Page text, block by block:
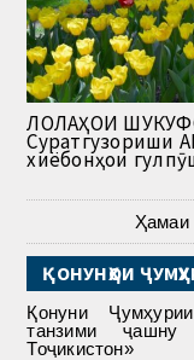
ЛОЛАҲОИ
Суратгузориши
хиёбонҳои
Ҳамаи
ҚОНУНҲОИ
Қонуни
танзими
Тоҷикистон»